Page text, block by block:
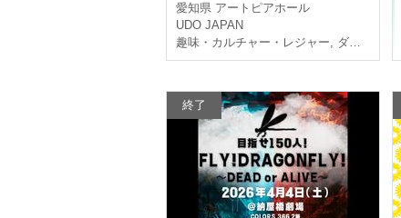
愛知県 アートピアホール
UDO JAPAN
趣味・カルチャー・レジャー, ダンス
終了